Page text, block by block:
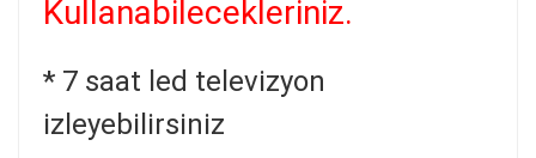
Kullanabilecekleriniz.
* 7 saat led televizyon
izleyebilirsiniz